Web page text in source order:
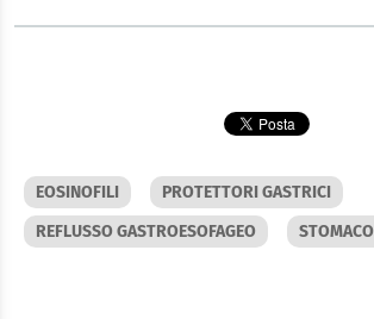
EOSINOFILI
PROTETTORI GASTRICI
REFLUSSO GASTROESOFAGEO
STOMACO